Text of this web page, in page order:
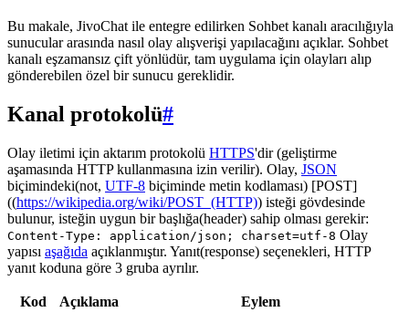
Bu makale, JivoChat ile entegre edilirken Sohbet kanalı aracılığıyla
sunucular arasında nasıl olay alışverişi yapılacağını açıklar. Sohbet
kanalı eşzamansız çift yönlüdür, tam uygulama için olayları alıp
gönderebilen özel bir sunucu gereklidir.
Kanal protokolü#
Olay iletimi için aktarım protokolü HTTPS'dir (geliştirme
aşamasında HTTP kullanmasına izin verilir). Olay, JSON
biçimindeki(not, UTF-8 biçiminde metin kodlaması) [POST]
((https://wikipedia.org/wiki/POST_(HTTP)) isteği gövdesinde
bulunur, isteğin uygun bir başlığa(header) sahip olması gerekir:
Content-Type: application/json; charset=utf-8 Olay
yapısı aşağıda açıklanmıştır. Yanıt(response) seçenekleri, HTTP
yanıt koduna göre 3 gruba ayrılır.
Kod Açıklama Eylem